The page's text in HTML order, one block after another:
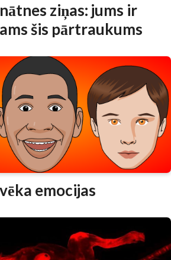
ziņas: jums ir
šis pārtraukums
emocijas